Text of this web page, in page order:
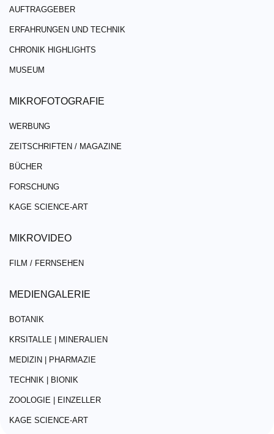
AUFTRAGGEBER
ERFAHRUNGEN UND TECHNIK
CHRONIK HIGHLIGHTS
MUSEUM
MIKROFOTOGRAFIE
WERBUNG
ZEITSCHRIFTEN / MAGAZINE
BÜCHER
FORSCHUNG
KAGE SCIENCE-ART
MIKROVIDEO
FILM / FERNSEHEN
MEDIENGALERIE
BOTANIK
KRSITALLE | MINERALIEN
MEDIZIN | PHARMAZIE
TECHNIK | BIONIK
ZOOLOGIE | EINZELLER
KAGE SCIENCE-ART